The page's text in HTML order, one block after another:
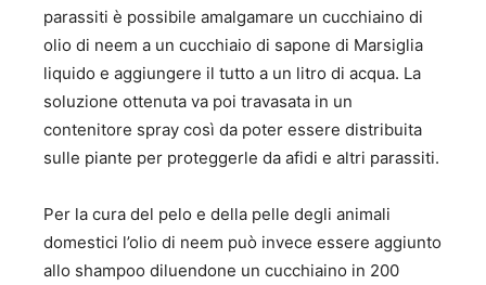
parassiti è possibile amalgamare un cucchiaino di
olio di neem a un cucchiaio di sapone di Marsiglia
liquido e aggiungere il tutto a un litro di acqua. La
soluzione ottenuta va poi travasata in un
contenitore spray così da poter essere distribuita
sulle piante per proteggerle da afidi e altri parassiti.
Per la cura del pelo e della pelle degli animali
domestici l’olio di neem può invece essere aggiunto
allo shampoo diluendone un cucchiaino in 200